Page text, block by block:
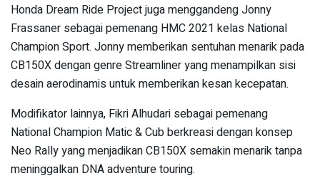
Honda Dream Ride Project juga menggandeng Jonny
Frassaner sebagai pemenang HMC 2021 kelas National
Champion Sport. Jonny memberikan sentuhan menarik pada
CB150X dengan genre Streamliner yang menampilkan sisi
desain aerodinamis untuk memberikan kesan kecepatan.
Modifikator lainnya, Fikri Alhudari sebagai pemenang
National Champion Matic & Cub berkreasi dengan konsep
Neo Rally yang menjadikan CB150X semakin menarik tanpa
meninggalkan DNA adventure touring.